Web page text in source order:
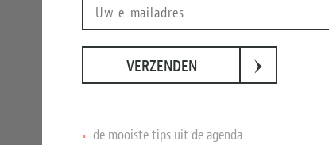
VERZENDEN ›
de mooiste tips uit de agenda